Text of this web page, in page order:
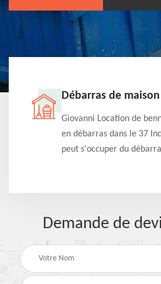
Débarras de
Giovanni Location de
en débarras dans le 37
peut s'occuper du
Demande de